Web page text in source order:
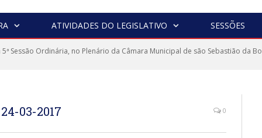
ATIVIDADES DO LEGISLATIVO SESSÕES
5ª Sessão Ordinária, no Plenário da Câmara Municipal de são Sebastião da
03-2017 0